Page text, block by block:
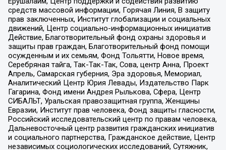
средств массовой информации, Горячая Линия, В защиту
прав заключенных, Институт глобализации и социальных
движений, Центр социально-информационных инициатив
Действие, Благотворительный фонд охраны здоровья и
защиты прав граждан, Благотворительный фонд помощи
осужденным и их семьям, Фонд Тольятти, Новое время,
Серебряная тайга, Так-Так-Так, Сова, центр Анна, Проект
Апрель, Самарская губерния, Эра здоровья, Мемориал,
Аналитический Центр Юрия Левады, Издательство Парк
Гагарина, Фонд имени Андрея Рылькова, Сфера, Центр
СИБАЛЬТ, Уральская правозащитная группа, Женщины
Евразии, Институт прав человека, Фонд защиты гласности,
Российский исследовательский центр по правам человека,
Дальневосточный центр развития гражданских инициатив
и социального партнерства, Гражданское действие, Центр
независимых социологических исследований, Сутяжник,